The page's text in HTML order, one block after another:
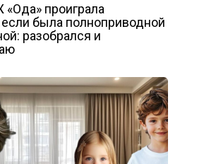
проиграла
если была полноприводной
разобрался и